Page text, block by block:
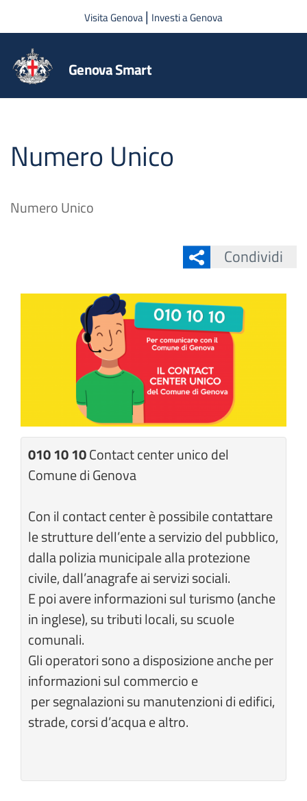
Salta al contenuto principale
Visita Genova| Investi a Genova
Genova Smart
Numero Unico
Numero Unico
Condividi
010 10 10Contact center unico del
Comune di Genova
Con il contact center è possibile contattare
le strutture dell’ente a servizio del pubblico,
dalla polizia municipale alla protezione
civile, dall’anagrafe ai servizi sociali.
E poi avere informazioni sul turismo (anche
in inglese), su tributi locali, su scuole
comunali.
Gli operatori sono a disposizione anche per
informazioni sul commercio e
per segnalazioni su manutenzioni di edifici,
strade, corsi d’acqua e altro.